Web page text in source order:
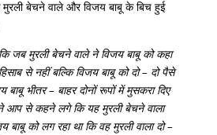
बेचने वाले और विजय बाबू के बिच हुई
मुरली बेचने वाले ने विजय बाबू को कहा
से नहीं बल्कि विजय बाबू को दो – दो पैसे
बाबू भीतर – बाहर दोनों रूपों में मुसकरा दिए
आप से कहने लगे कि यह मुरली बेचने वाला
बाबू को लग रहा था कि वह मुरली वाला दो –